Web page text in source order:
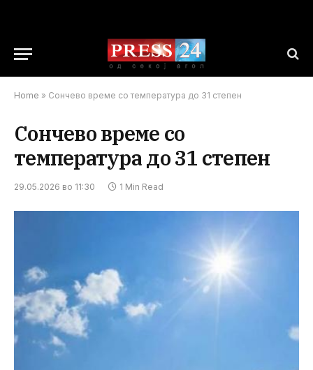
Home » Сончево време со температура до 31 степен
Сончево време со
температура до 31 степен
29.05.2026 во 11:30 1 Min Read